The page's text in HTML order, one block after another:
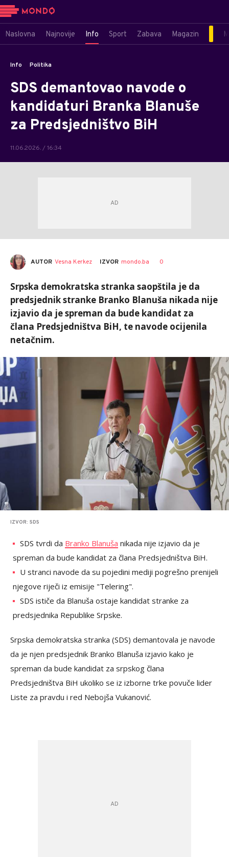
Naslovna Najnovije Info Sport Zabava Magazin
Info Politika
SDS demantovao navode o
kandidaturi Branka Blanuše
za Predsjedništvo BiH
11.06.2026. / 16:34
AUTOR Vesna Kerkez IZVOR mondo.ba 0
Srpska demokratska stranka saopštila je da
predsjednik stranke Branko Blanuša nikada nije
izjavio da je spreman da bude kandidat za
člana Predsjedništva BiH, te navode ocijenila
netačnim.
IZVOR: SDS
SDS tvrdi da Branko Blanuša nikada nije izjavio da je
spreman da bude kandidat za člana Predsjedništva BiH.
U stranci navode da su pojedini mediji pogrešno prenijeli
njegove riječi iz emisije "Telering".
SDS ističe da Blanuša ostaje kandidat stranke za
predsjednika Republike Srpske.
Srpska demokratska stranka (SDS) demantovala je navode
da je njen predsjednik Branko Blanuša izjavio kako je
spreman da bude kandidat za srpskog člana
Predsjedništva BiH ukoliko se iz izborne trke povuče lider
Liste za pravdu i red Nebojša Vukanović.